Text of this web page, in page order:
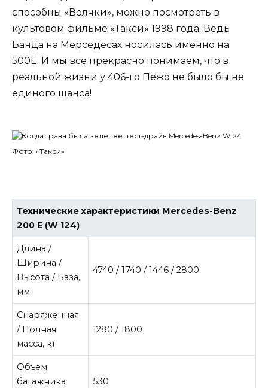
способны «Волчки», можно посмотреть в
культовом фильме «Такси» 1998 года. Ведь
Банда на Мерседесах носилась именно на
500Е. И мы все прекрасно понимаем, что в
реальной жизни у 406-го Пежо не было бы не
единого шанса!
Фото: «Такси»
Технические характеристики Mercedes-Benz
200 E (W 124)
Длина /
Ширина /
Высота / База,
мм
4740 / 1740 / 1446 / 2800
Снаряженная
/ Полная
масса, кг
1280 / 1800
Объем
багажника
530